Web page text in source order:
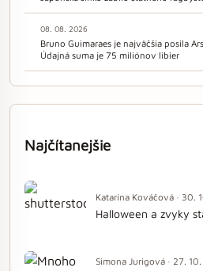
08. 08. 2026
Bruno Guimaraes je najväčšia posila
Údajná suma je 75 miliónov libier
Najčítanejšie
Katarína Kováčová · 30.
Halloween a zvyky
Simona Jurigová · 27.